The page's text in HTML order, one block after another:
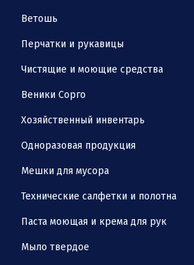
Ветошь
Перчатки и рукавицы
Чистящие и моющие средства
Веники Сорго
Хозяйственный инвентарь
Одноразовая продукция
Мешки для мусора
Технические салфетки и полотна
Паста моющая и крема для рук
Мыло твердое